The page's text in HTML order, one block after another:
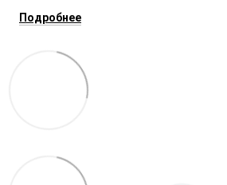
Подробнее